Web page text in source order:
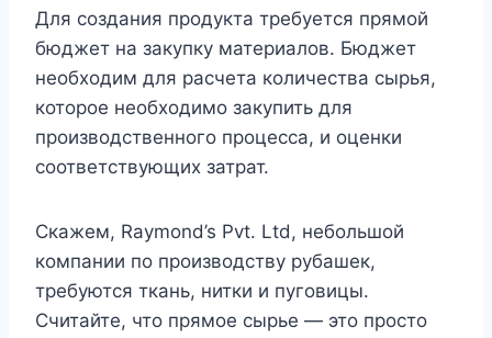
Для создания продукта требуется прямой
бюджет на закупку материалов. Бюджет
необходим для расчета количества сырья,
которое необходимо закупить для
производственного процесса, и оценки
соответствующих затрат.
Скажем, Raymond’s Pvt. Ltd, небольшой
компании по производству рубашек,
требуются ткань, нитки и пуговицы.
Считайте, что прямое сырье — это просто